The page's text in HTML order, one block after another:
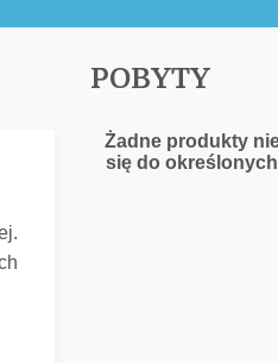
POBYTY
Żadne produkty
się do